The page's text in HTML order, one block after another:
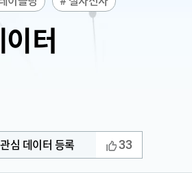
청
터
관심 데이터 등록 33